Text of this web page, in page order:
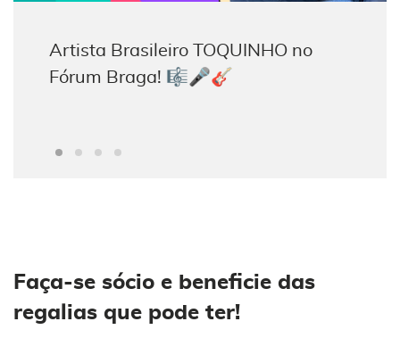
Faça-se sócio e beneficie das
regalias que pode ter!
Artista Brasileiro TOQUINHO no
Fórum Braga! 🎼🎤🎸
Mercadinho de Natal 2023 | Sede da
AFUM